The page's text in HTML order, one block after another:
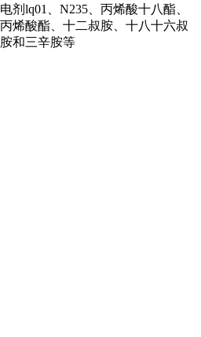
剂lq01、N235、丙烯酸十八酯、
烯酸酯、十二叔胺、十八十六叔
和三辛胺等